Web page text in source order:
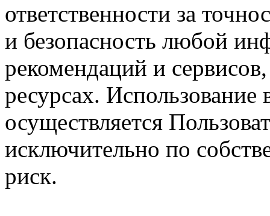
ответственности за
и безопасность любой
рекомендаций и
ресурсах.
осуществляется
исключительно по
риск.